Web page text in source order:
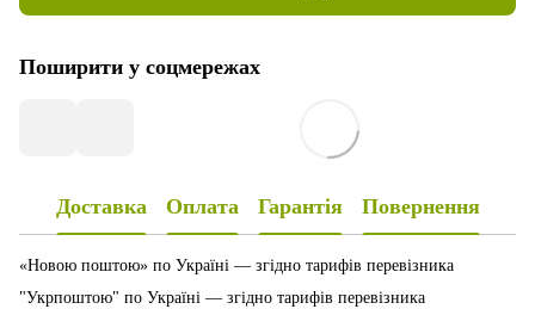
Поширити у соцмережах
Доставка Оплата Гарантія Повернення
«Новою поштою» по Україні — згідно тарифів перевізника
"Укрпоштою" по Україні — згідно тарифів перевізника